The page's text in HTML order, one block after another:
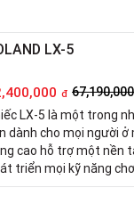
LX-5
đ 67,190,000
LX-5 là một trong
dành cho mọi người
cao hỗ trợ một nền
triển mọi kỹ năng